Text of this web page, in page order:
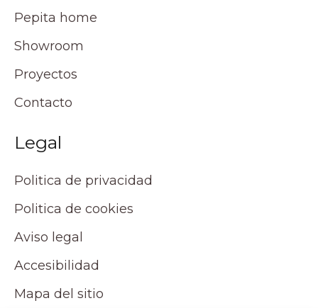
Pepita home
Showroom
Proyectos
Contacto
Legal
Politica de privacidad
Politica de cookies
Aviso legal
Accesibilidad
Mapa del sitio